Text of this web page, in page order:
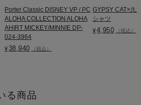
Porter Classic DISNEY VP / PC
ALOHA COLLECTION ALOHA
AHIRT MICKEY/MINNIE DP-
024-3964
¥ 38,940 （税込）
GYPSY CAT×久
シャツ
¥4,950 （税込）
る商品